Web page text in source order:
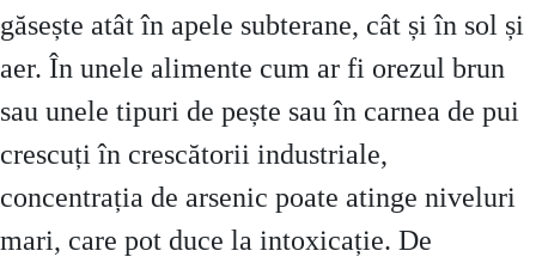
găsește atât în apele subterane, cât și în sol și
aer. În unele alimente cum ar fi orezul brun
sau unele tipuri de pește sau în carnea de pui
crescuți în crescătorii industriale,
concentrația de arsenic poate atinge niveluri
mari, care pot duce la intoxicație. De